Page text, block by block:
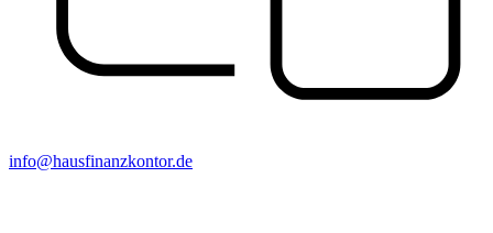
info@hausfinanzkontor.de